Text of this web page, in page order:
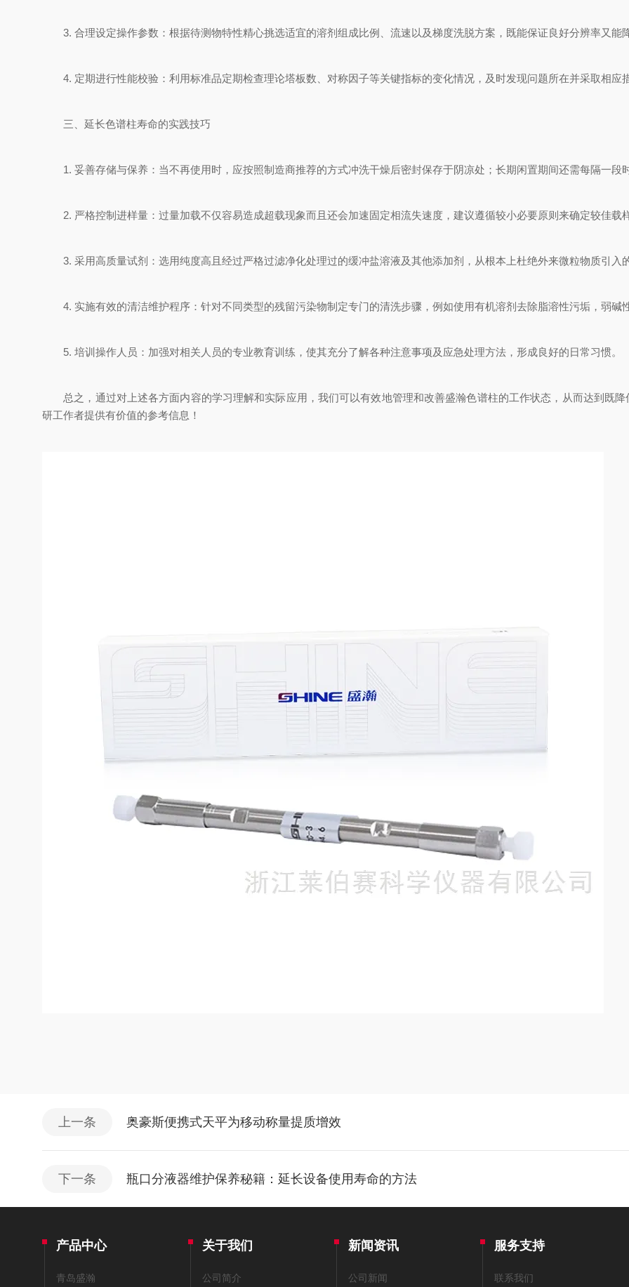
3. 合理设定操作参数：根据待测物特性精心挑选适宜的溶剂组成比例、流速以及梯度洗脱方案，既能保证良好分辨率又能
4. 定期进行性能校验：利用标准品定期检查理论塔板数、对称因子等关键指标的变化情况，及时发现问题所在并采取相应
三、延长色谱柱寿命的实践技巧
1. 妥善存储与保养：当不再使用时，应按照制造商推荐的方式冲洗干燥后密封保存于阴凉处；长期闲置期间还需每隔一段
2. 严格控制进样量：过量加载不仅容易造成超载现象而且还会加速固定相流失速度，建议遵循较小必要原则来确定较佳载
3. 采用高质量试剂：选用纯度高且经过严格过滤净化处理过的缓冲盐溶液及其他添加剂，从根本上杜绝外来微粒物质引入
4. 实施有效的清洁维护程序：针对不同类型的残留污染物制定专门的清洗步骤，例如使用有机溶剂去除脂溶性污垢，弱碱
5. 培训操作人员：加强对相关人员的专业教育训练，使其充分了解各种注意事项及应急处理方法，形成良好的日常习惯。
总之，通过对上述各方面内容的学习理解和实际应用，我们可以有效地管理和改善盛瀚色谱柱的工作状态，从而达到既
研工作者提供有价值的参考信息！
上一条 奥豪斯便携式天平为移动称量提质增效
下一条 瓶口分液器维护保养秘籍：延长设备使用寿命的方法
产品中心
青岛盛瀚
关于我们
公司简介
新闻资讯
公司新闻
服务支持
联系我们